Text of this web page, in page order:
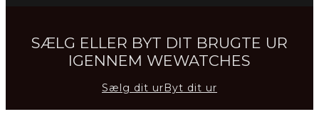
SÆLG ELLER BYT DIT BRUGTE UR
IGENNEM WEWATCHES
Sælg dit urByt dit ur